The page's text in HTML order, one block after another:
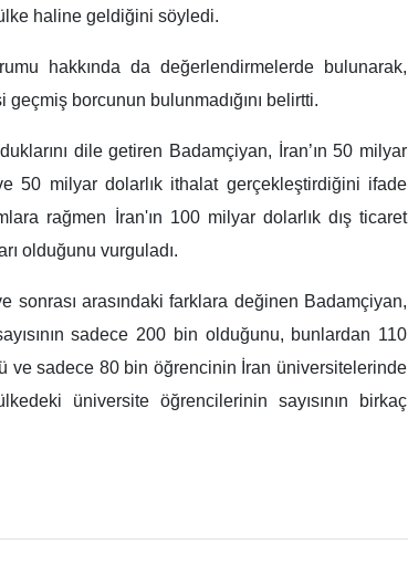
haline geldiğini söyledi.
hakkında da değerlendirmelerde bulunarak,
borcunun bulunmadığını belirtti.
dile getiren Badamçiyan, İran’ın 50 milyar
50 milyar dolarlık ithalat gerçekleştirdiğini ifade
rağmen İran'ın 100 milyar dolarlık dış ticaret
olduğunu vurguladı.
sonrası arasındaki farklara değinen Badamçiyan,
sadece 200 bin olduğunu, bunlardan 110
ve sadece 80 bin öğrencinin İran üniversitelerinde
üniversite öğrencilerinin sayısının birkaç